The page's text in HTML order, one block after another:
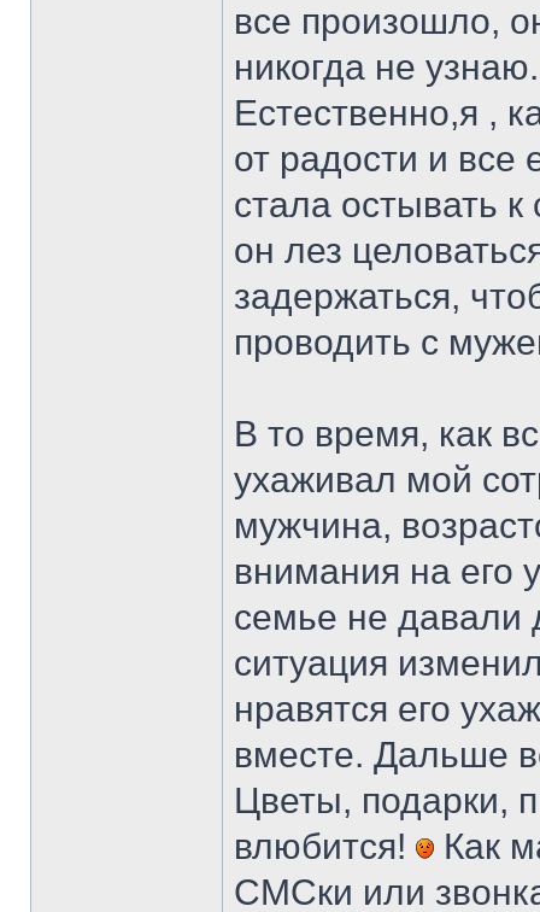
все произошло,
никогда не
Естественно,я ,
от радости и все
стала остывать
он лез
задержаться,
проводить с
В то время, как
ухаживал мой
мужчина,
внимания на его
семье не давали
ситуация
нравятся его
вместе. Дальше
Цветы, подарки,
влюбится!
Как
СМСки или